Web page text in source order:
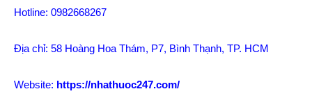
Hotline: 0982668267
Địa chỉ: 58 Hoàng Hoa Thám, P7, Bình Thạnh, TP. HCM
Website: https://nhathuoc247.com/